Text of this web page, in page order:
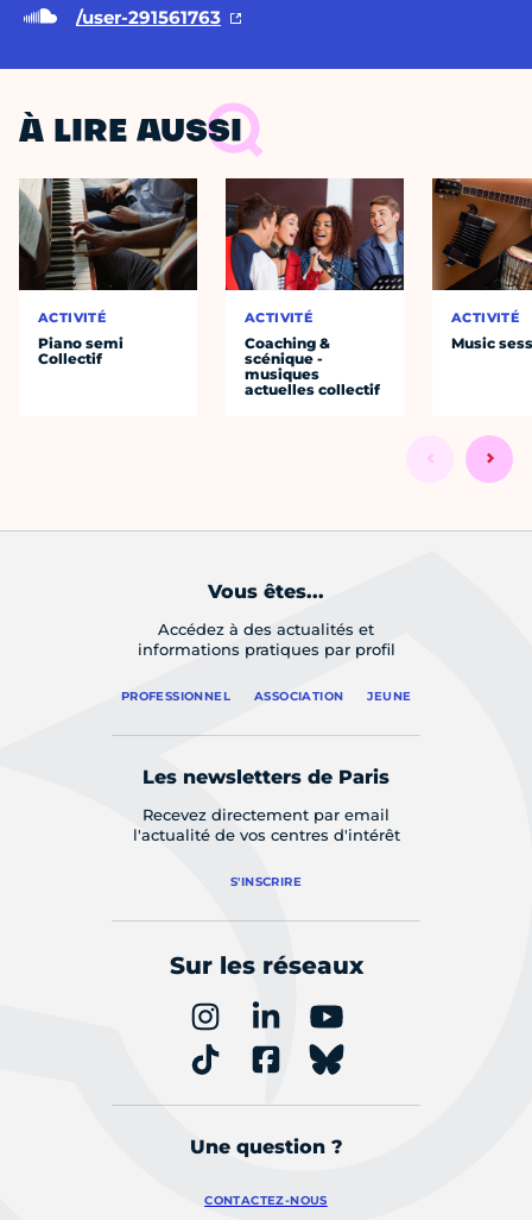
/user-291561763
À LIRE AUSSI
ACTIVITÉ
Piano semi
Collectif
ACTIVITÉ
Coaching &
scénique -
musiques
actuelles collectif
ACTIVITÉ
Music
Vous êtes...
Accédez à des actualités et
informations pratiques par profil
PROFESSIONNEL ASSOCIATION JEUNE
Les newsletters de Paris
Recevez directement par email
l'actualité de vos centres d'intérêt
S'INSCRIRE
Sur les réseaux
Une question ?
CONTACTEZ-NOUS